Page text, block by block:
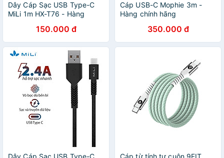
Dây Cáp Sạc USB Type-C
MiLi 1m HX-T76 - Hàng
150.000 đ
Cáp USB-C Mophie 3m -
Hàng chính hãng
350.000 đ
Dây Cáp Sạc USB Type-C
Cáp từ tính tự cuộn 9FIT